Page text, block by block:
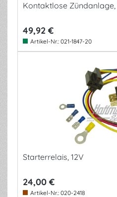
Kontaktlose
49,92 €
Artikel-Nr.: 021-1847-20
Starterrelais, 12V
24,00 €
Artikel-Nr.: 020-2418